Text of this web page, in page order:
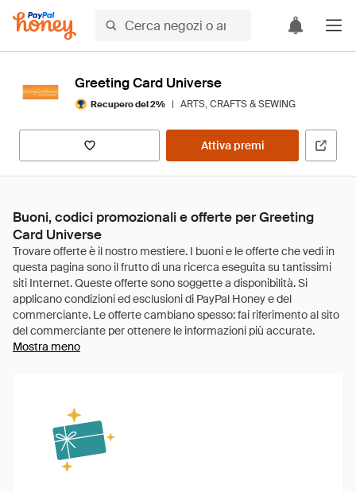
Greeting Card Universe
Recupero del 2% | ARTS, CRAFTS & SEWING
Attiva premi
Buoni, codici promozionali e offerte per Greeting
Card Universe
Mostra meno